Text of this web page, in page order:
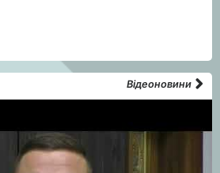
Відеоновини